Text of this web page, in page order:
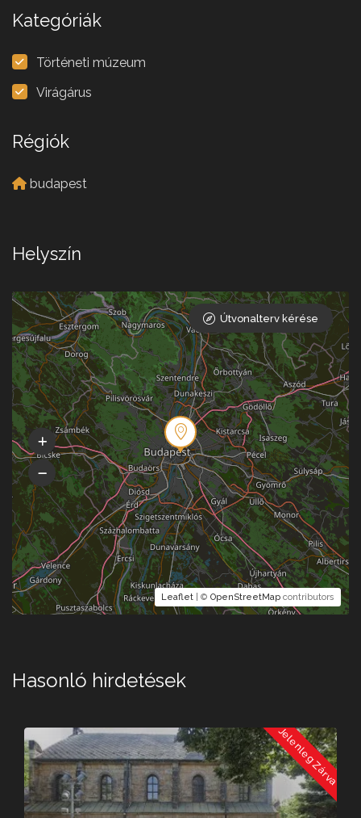
Kategóriák
Történeti múzeum
Virágárus
Régiók
budapest
Helyszín
Leaflet | © OpenStreetMap contributors
Útvonalterv kérése
Hasonló hirdetések
Jelenleg Zárva